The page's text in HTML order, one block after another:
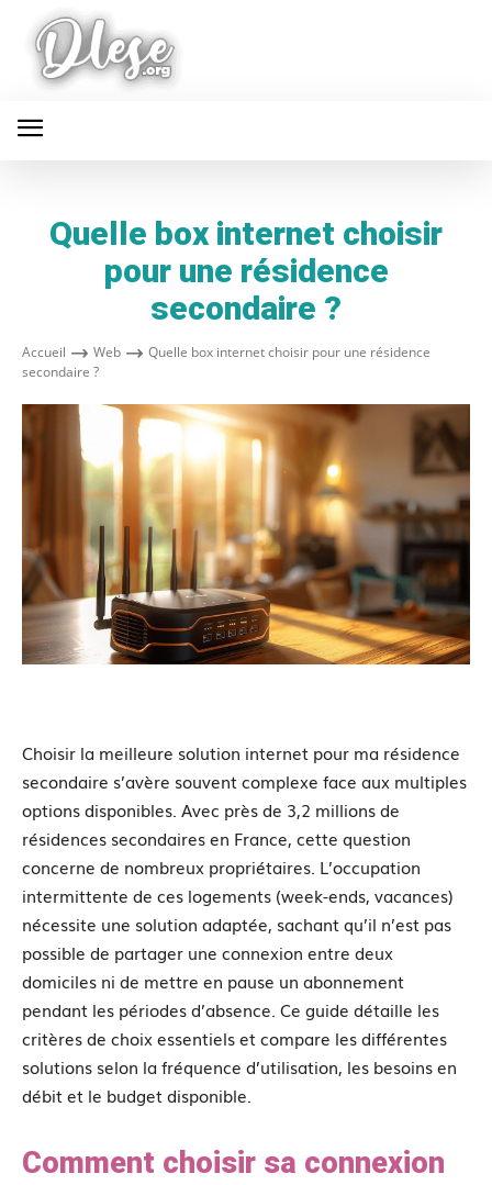
Quelle box internet choisir
pour une résidence
secondaire ?
Accueil Web
Quelle box internet choisir pour une résidence
secondaire ?
Choisir la meilleure solution internet pour ma résidence
secondaire s’avère souvent complexe face aux multiples
options disponibles. Avec près de 3,2 millions de
résidences secondaires en France, cette question
concerne de nombreux propriétaires. L’occupation
intermittente de ces logements (week-ends, vacances)
nécessite une solution adaptée, sachant qu’il n’est pas
possible de partager une connexion entre deux
domiciles ni de mettre en pause un abonnement
pendant les périodes d’absence. Ce guide détaille les
critères de choix essentiels et compare les différentes
solutions selon la fréquence d’utilisation, les besoins en
débit et le budget disponible.
Comment choisir sa connexion